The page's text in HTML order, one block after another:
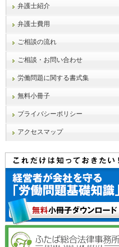
弁護士紹介
弁護士費用
ご相談の流れ
ご相談・お問い合わせ
労働問題に関する書式集
無料小冊子
プライバシーポリシー
アクセスマップ